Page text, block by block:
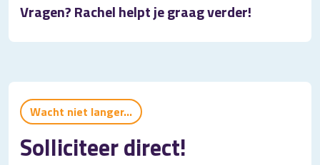
Vragen? Rachel helpt je graag verder!
Wacht niet langer...
Solliciteer direct!